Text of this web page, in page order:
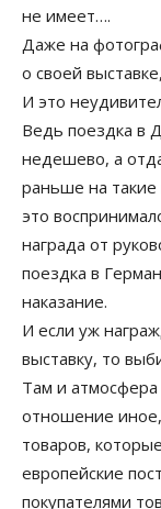
не имеет….
Даже на
о своей
И это
Ведь поездка в
недешево, а
раньше на такие
это
награда от
поездка в
наказание.
И если уж
выставку, то
Там и атмосфера
отношение иное,
товаров,
европейские
покупателями